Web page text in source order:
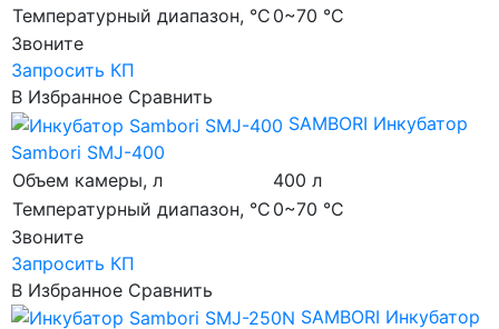
Температурный диапазон, °C 0~70 °C
Звоните
Запросить КП
В Избранное Сравнить
SAMBORI Инкубатор
Sambori SMJ-400
Объем камеры, л
400 л
Температурный диапазон, °C 0~70 °C
Звоните
Запросить КП
В Избранное Сравнить
SAMBORI Инкубатор